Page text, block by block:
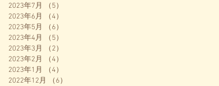
2023年7月
（5）
2023年6月
（4）
2023年5月
（6）
2023年4月
（5）
2023年3月
（2）
2023年2月
（4）
2023年1月
（4）
2022年12月
（6）